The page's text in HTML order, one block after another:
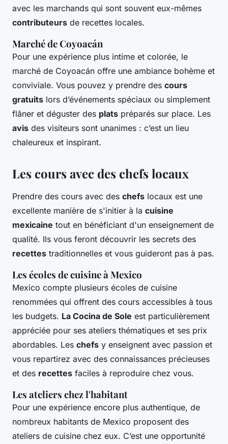
avec les marchands qui sont souvent eux-mêmes
contributeurs de recettes locales.
Marché de Coyoacán
Pour une expérience plus intime et colorée, le
marché de Coyoacán offre une ambiance bohème et
conviviale. Vous pouvez y prendre des cours
gratuits lors d’événements spéciaux ou simplement
flâner et déguster des plats préparés sur place. Les
avis des visiteurs sont unanimes : c’est un lieu
chaleureux et inspirant.
Les cours avec des chefs locaux
Prendre des cours avec des chefs locaux est une
excellente manière de s'initier à la cuisine
mexicaine tout en bénéficiant d'un enseignement de
qualité. Ils vous feront découvrir les secrets des
recettes traditionnelles et vous guideront pas à pas.
Les écoles de cuisine à Mexico
Mexico compte plusieurs écoles de cuisine
renommées qui offrent des cours accessibles à tous
les budgets. La Cocina de Sole est particulièrement
appréciée pour ses ateliers thématiques et ses prix
abordables. Les chefs y enseignent avec passion et
vous repartirez avec des connaissances précieuses
et des recettes faciles à reproduire chez vous.
Les ateliers chez l'habitant
Pour une expérience encore plus authentique, de
nombreux habitants de Mexico proposent des
ateliers de cuisine chez eux. C’est une opportunité